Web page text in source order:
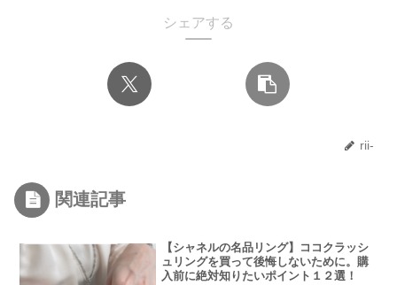
シェアする
rii-
関連記事
【シャネルの名品リング】ココクラッシ
ュリングを買って後悔しないために。購
入前に絶対知りたいポイント１２選！